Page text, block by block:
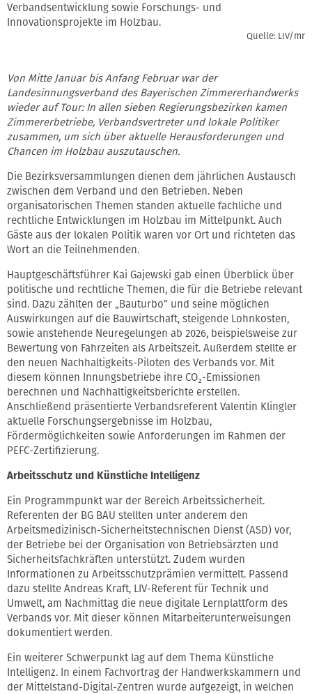
Verbandsentwicklung sowie Forschungs- und
Innovationsprojekte im Holzbau.
Quelle: LIV/mr
Von Mitte Januar bis Anfang Februar war der
Landesinnungsverband des Bayerischen Zimmererhandwerks
wieder auf Tour: In allen sieben Regierungsbezirken kamen
Zimmererbetriebe, Verbandsvertreter und lokale Politiker
zusammen, um sich über aktuelle Herausforderungen und
Chancen im Holzbau auszutauschen.
Die Bezirksversammlungen dienen dem jährlichen Austausch
zwischen dem Verband und den Betrieben. Neben
organisatorischen Themen standen aktuelle fachliche und
rechtliche Entwicklungen im Holzbau im Mittelpunkt. Auch
Gäste aus der lokalen Politik waren vor Ort und richteten das
Wort an die Teilnehmenden.
Hauptgeschäftsführer Kai Gajewski gab einen Überblick über
politische und rechtliche Themen, die für die Betriebe relevant
sind. Dazu zählten der „Bauturbo” und seine möglichen
Auswirkungen auf die Bauwirtschaft, steigende Lohnkosten,
sowie anstehende Neuregelungen ab 2026, beispielsweise zur
Bewertung von Fahrzeiten als Arbeitszeit. Außerdem stellte er
den neuen Nachhaltigkeits-Piloten des Verbands vor. Mit
diesem können Innungsbetriebe ihre CO₂-Emissionen
berechnen und Nachhaltigkeitsberichte erstellen.
Anschließend präsentierte Verbandsreferent Valentin Klingler
aktuelle Forschungsergebnisse im Holzbau,
Fördermöglichkeiten sowie Anforderungen im Rahmen der
PEFC-Zertifizierung.
Arbeitsschutz und Künstliche Intelligenz
Ein Programmpunkt war der Bereich Arbeitssicherheit.
Referenten der BG BAU stellten unter anderem den
Arbeitsmedizinisch-Sicherheitstechnischen Dienst (ASD) vor,
der Betriebe bei der Organisation von Betriebsärzten und
Sicherheitsfachkräften unterstützt. Zudem wurden
Informationen zu Arbeitsschutzprämien vermittelt. Passend
dazu stellte Andreas Kraft, LIV-Referent für Technik und
Umwelt, am Nachmittag die neue digitale Lernplattform des
Verbands vor. Mit dieser können Mitarbeiterunterweisungen
dokumentiert werden.
Ein weiterer Schwerpunkt lag auf dem Thema Künstliche
Intelligenz. In einem Fachvortrag der Handwerkskammern und
der Mittelstand-Digital-Zentren wurde aufgezeigt, in welchen